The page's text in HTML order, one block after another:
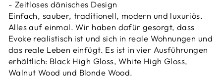
- Zeitloses dänisches Design
Einfach, sauber, traditionell, modern und luxuriös.
Alles auf einmal. Wir haben dafür gesorgt, dass
Evoke realistisch ist und sich in reale Wohnungen und
das reale Leben einfügt. Es ist in vier Ausführungen
erhältlich: Black High Gloss, White High Gloss,
Walnut Wood und Blonde Wood.